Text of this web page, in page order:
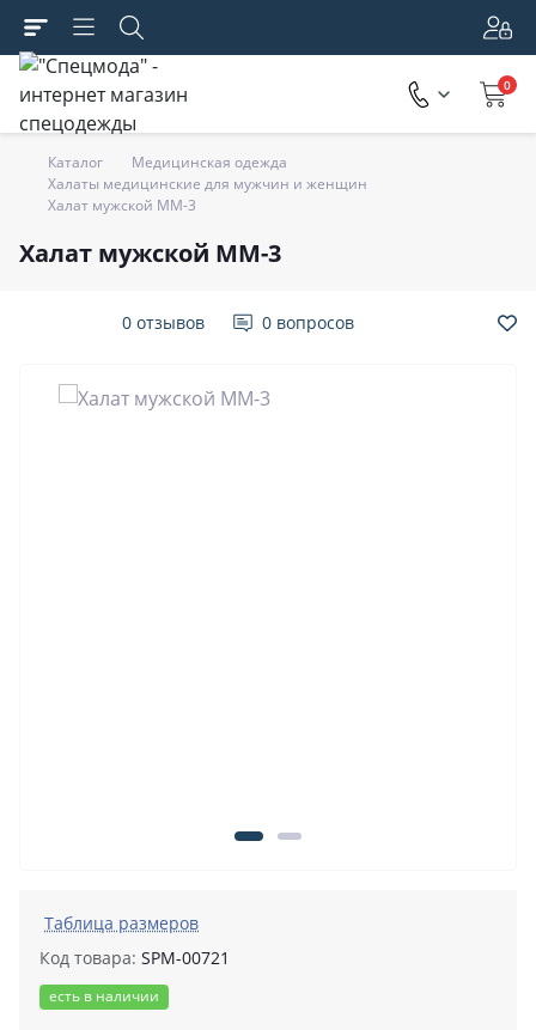
0
Каталог
Медицинская одежда
Халаты медицинские для мужчин и женщин
Халат мужской ММ-3
Халат мужской ММ-3
0 отзывов 0 вопросов
Таблица размеров
Код товара: SPM-00721
есть в наличии